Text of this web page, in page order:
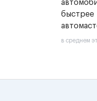
в среднем